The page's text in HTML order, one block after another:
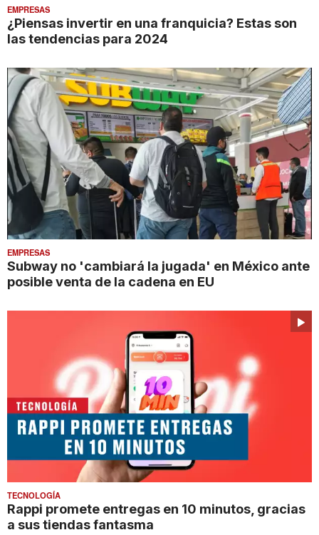
EMPRESAS
¿Piensas invertir en una franquicia? Estas son
las tendencias para 2024
EMPRESAS
Subway no 'cambiará la jugada' en México ante
posible venta de la cadena en EU
TECNOLOGÍA
Rappi promete entregas en 10 minutos, gracias
a sus tiendas fantasma